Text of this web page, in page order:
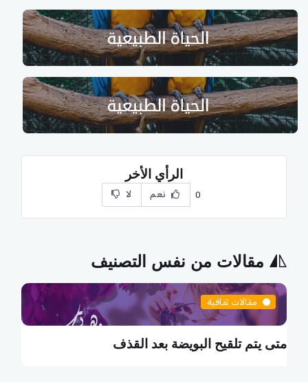
الرأي الأخر
0 نعم لا
مقالات من نفس التصنيف
مقالات ثقافية
ما هي البطالة التكنولوجية